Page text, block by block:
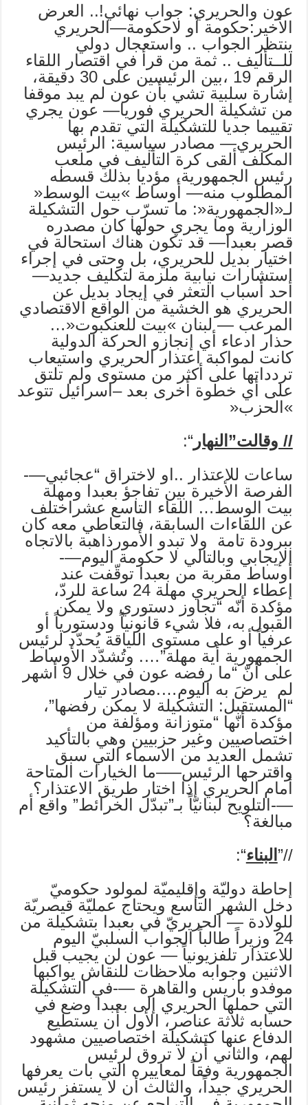
عون والحريري: جواب نهائي!.. العرض
الأخير:حكومة أو لاحكومة—الحريري
ينتظر الجواب .. واستعجال دولي
للــتأليف .. ثمة من قرأ في اقتصار اللقاء
الرقم 19 ،بين الرئيسين على 30 دقيقة،
إشارة سلبية تشي بأن عون لم يبد موقفا
من تشكيلة الحريري فوريا— عون يجري
تقييما جديا للتشكيلة التي تقدم بها
الحريري— مصادر سياسية: الرئيس
المكلف ألقى كرة التأليف في ملعب
رئيس الجمهورية، مؤديا بذلك قسطه
المطلوب منه— أوساط »بيت الوسط«
لـ«الجمهورية«: ما تسرّب حول التشكيلة
الوزارية وما يجري حولها كان مصدره
قصر بعبدا— قد تكون هناك استحالة في
اختيار بديل للحريري، بل وحتى في إجراء
استشارات نيابية ملزمة لتكليف جديد—
أحد أسباب التعثر في إيجاد بديل عن
الحريري هو الخشية من الواقع الاقتصادي
المرعب — لبنان »بيت للعنكبوت«…
حذار ادعاء أي إنجازو الحركة الدولية
كانت لمواكبة اعتذار الحريري واستيعاب
تردداتها على أكثر من مستوى ولم تلتق
على أي خطوة أخرى بعد –اسرائيل تتوعد
»الحزب«
// وقالت”النهار “:
ساعات للاعتذار ..او لاختراق “عجائبي—-
الفرصة الأخيرة بين تفاجؤ بعبدا ومهلة
بيت الوسط… اللقاء التاسع عشراختلف
عن اللقاءات السابقة، فالتعاطي معه كان
ببرودة تامة ولا تبدو الأمورذاهبة بالاتجاه
الإيجابي وبالتالي لا حكومة اليوم—-
أوساط مقربة من بعبدا توقّفت عند
إعطاء الحريري مهلة 24 ساعة للردّ،
مؤكدة أنّه “تجاوز دستوري ولا يمكن
القبول به، فلا شيء قانونياً ودستورياً أو
عرفياً أو على مستوى اللياقة يُحدّد لرئيس
الجمهورية أية مهلة”…. وتُشدّد الأوساط
على أنّ “ما رفضه عون في خلال 9 أشهر
لم يرضَ به اليوم….مصادر تيار
“المستقبل: التشكيلة لا يمكن رفضها”،
مؤكدة أنّها “متوزانة ومؤلفة من
اختصاصيين وغير حزبيين وهي بالتأكيد
تشمل العديد من الاسماء التي سبق
واقترحها الرئيس—–ما الخيارات المتاحة
أمام الحريري إذا اختار طريق الاعتذار؟
—-التلويح لبنانيّاً بـ”تبدّل الخرائط” واقع أم
مبالغة؟
//” البناء“:
إحاطة دوليّة وإقليميّة لمولود حكوميّ
دخل الشهر التاسع ويحتاج عمليّة قيصريّة
للولادة — الحريريّ في بعبدا بتشكيلة من
24 وزيراً طالباً الجواب السلبيّ اليوم
للاعتذار تلفزيونياً — عون لن يجيب قبل
الاثنين وجوابه ملاحظات للنقاش يواكبها
موفدو باريس والقاهرة —-في التشكيلة
التي حملها الحريري إلى بعبدا وضع في
حسابه ثلاثة عناصر، الأول أن يستطيع
الدفاع عنها كتشكيلة اختصاصيين مشهود
لهم، والثاني أن لا تروق لرئيس
الجمهورية وفقاً لمعاييره التي بات يعرفها
الحريري جيداً، والثالث أن لا يستفز رئيس